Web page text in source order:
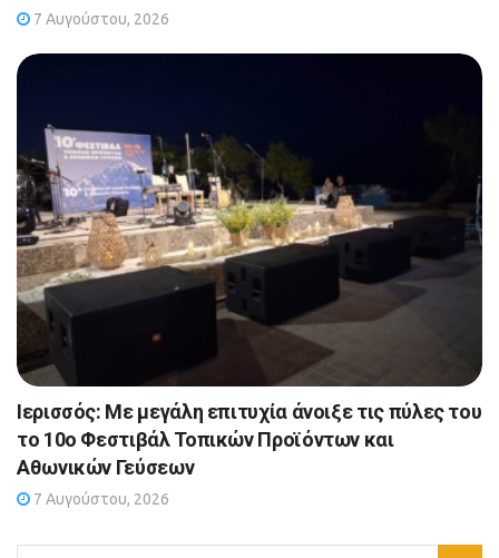
7 Αυγούστου, 2026
Ιερισσός: Με μεγάλη επιτυχία άνοιξε τις πύλες του
το 10ο Φεστιβάλ Τοπικών Προϊόντων και
Αθωνικών Γεύσεων
7 Αυγούστου, 2026